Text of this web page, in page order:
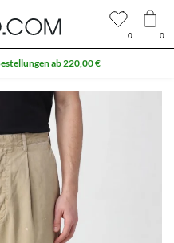
0 0
ab 220,00 €